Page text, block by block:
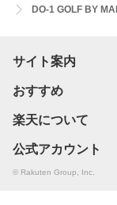
DO-1 GOLF BY
サイト案内
おすすめ
楽天について
公式アカウント
© Rakuten Group, Inc.